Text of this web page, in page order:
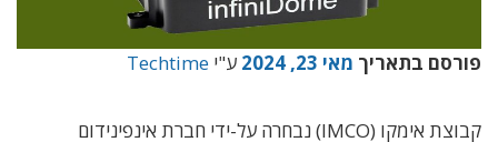
פורסם בתאריך מאי 23, 2024 ע"י Techtime
קבוצת אימקו (IMCO) נבחרה על-ידי חברת אינפינידום